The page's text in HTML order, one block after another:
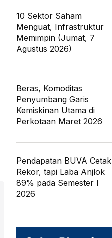
10 Sektor Saham
Menguat, Infrastruktur
Memimpin (Jumat, 7
Agustus 2026)
Beras, Komoditas
Penyumbang Garis
Kemiskinan Utama di
Perkotaan Maret 2026
Pendapatan BUVA Cetak
Rekor, tapi Laba Anjlok
89% pada Semester I
2026